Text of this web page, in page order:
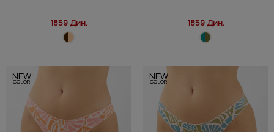
1859 Дин. 1859 Дин.
NEW
COLOR NEW
COLOR